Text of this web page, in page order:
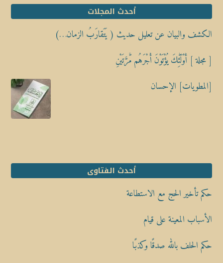
أحدث المجلات
الكشف والبيان عن تعليل حديث ( يَتَقارَبُ الزمان…)
[ مجلة ] أُوْلَٰٓئِكَ يُؤْتَوْنَ أَجْرَهُم مَّرَّتَيْنِ
[المطويات] الإحسان
أحدث الفتاوى
حكم تأخير الحج مع الاستطاعة
الأسباب المعينة على قيام
حكم الحلف بالله صدقًا وكذبًا